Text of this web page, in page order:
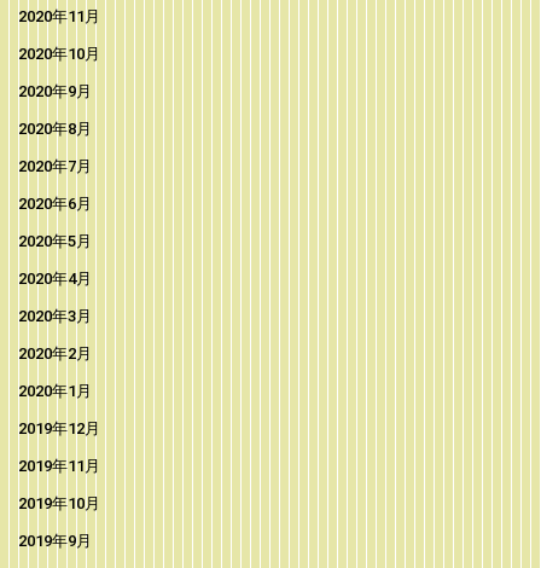
2020年11月
2020年10月
2020年9月
2020年8月
2020年7月
2020年6月
2020年5月
2020年4月
2020年3月
2020年2月
2020年1月
2019年12月
2019年11月
2019年10月
2019年9月